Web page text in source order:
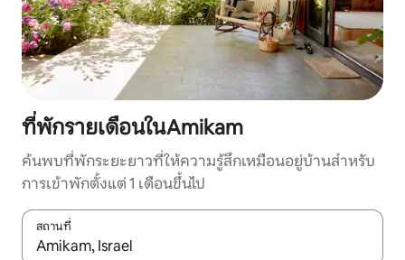
ที่พักรายเดือนในAmikam
ค้นพบที่พักระยะยาวที่ให้ความรู้สึกเหมือนอยู่บ้านสำหรับ
การเข้าพักตั้งแต่ 1 เดือนขึ้นไป
สถานที่
ใช้ลูกศรขึ้นลง หรือใช้การสัมผัสหรือปัด เพื่อสำรวจผลการค้นหา